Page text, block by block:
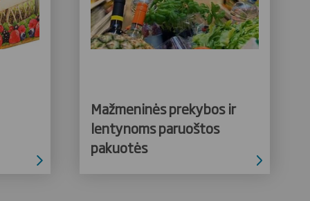
Mažmeninės prekybos ir
lentynoms paruoštos
pakuotės